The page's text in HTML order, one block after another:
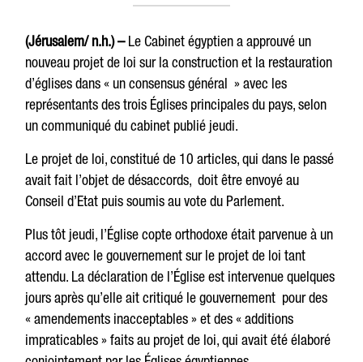
(Jérusalem/ n.h.) –Le Cabinet égyptien a approuvé un
nouveau projet de loi sur la construction et la restauration
d’églises dans « un consensus général » avec les
représentants des trois Églises principales du pays, selon
un communiqué du cabinet publié jeudi.
Le projet de loi, constitué de 10 articles, qui dans le passé
avait fait l’objet de désaccords, doit être envoyé au
Conseil d’Etat puis soumis au vote du Parlement.
Plus tôt jeudi, l’Église copte orthodoxe était parvenue à un
accord avec le gouvernement sur le projet de loi tant
attendu. La déclaration de l’Église est intervenue quelques
jours après qu’elle ait critiqué le gouvernement pour des
« amendements inacceptables » et des « additions
impraticables » faits au projet de loi, qui avait été élaboré